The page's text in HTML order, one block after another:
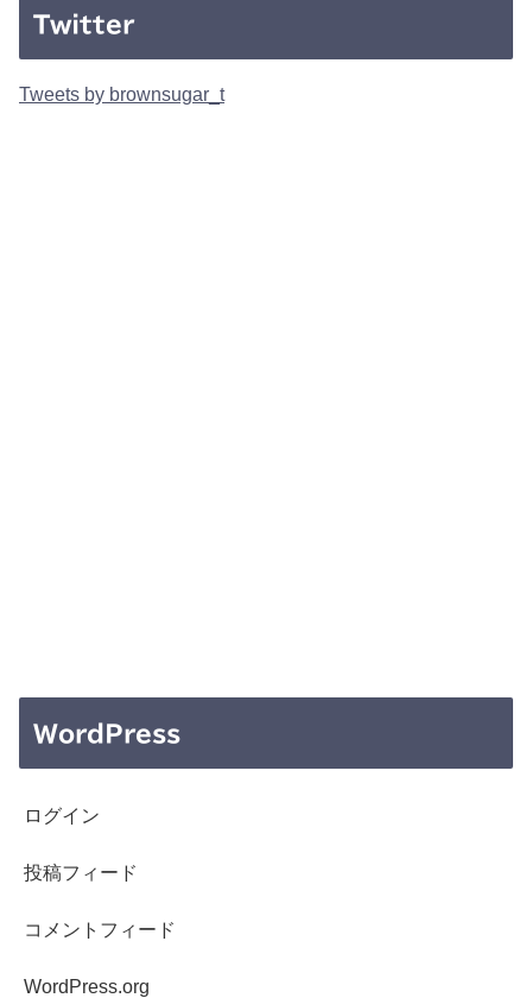
Twitter
Tweets by brownsugar_t
WordPress
ログイン
投稿フィード
コメントフィード
WordPress.org